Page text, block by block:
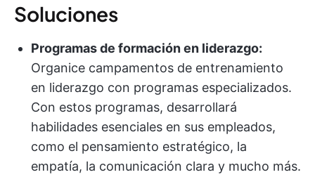
Soluciones
Programas de formación en liderazgo:
Organice campamentos de entrenamiento
en liderazgo con programas especializados.
Con estos programas, desarrollará
habilidades esenciales en sus empleados,
como el pensamiento estratégico, la
empatía, la comunicación clara y mucho más.